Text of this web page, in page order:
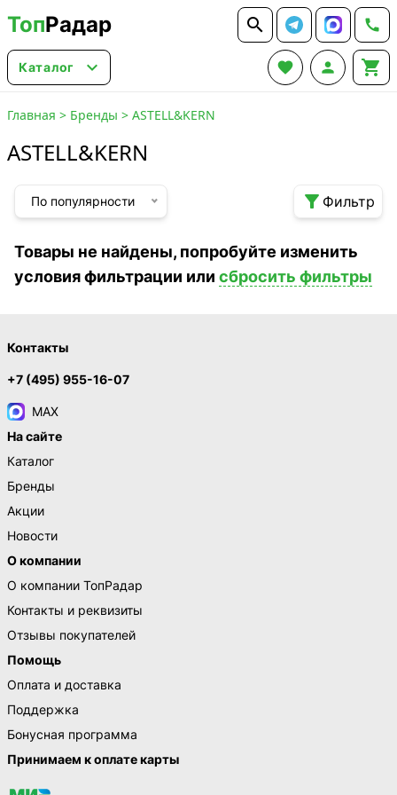
ТопРадар  
Каталог    
Главная > Бренды > ASTELL&KERN
ASTELL&KERN
По популярности  Фильтр
Товары не найдены, попробуйте изменить
условия фильтрации или сбросить фильтры
Контакты
+7 (495) 955-16-07
MAX
На сайте
Каталог
Бренды
Акции
Новости
О компании
О компании ТопРадар
Контакты и реквизиты
Отзывы покупателей
Помощь
Оплата и доставка
Поддержка
Бонусная программа
Принимаем к оплате карты